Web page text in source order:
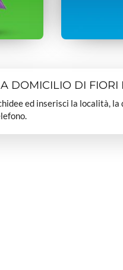
DOMICILIO DI FIORI
ed inserisci la località, la